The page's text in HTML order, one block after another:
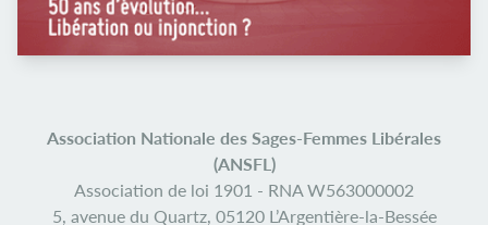
Association Nationale des Sages-Femmes Libérales
(ANSFL)
Association de loi 1901 - RNA W563000002
5, avenue du Quartz, 05120 L’Argentière-la-Bessée